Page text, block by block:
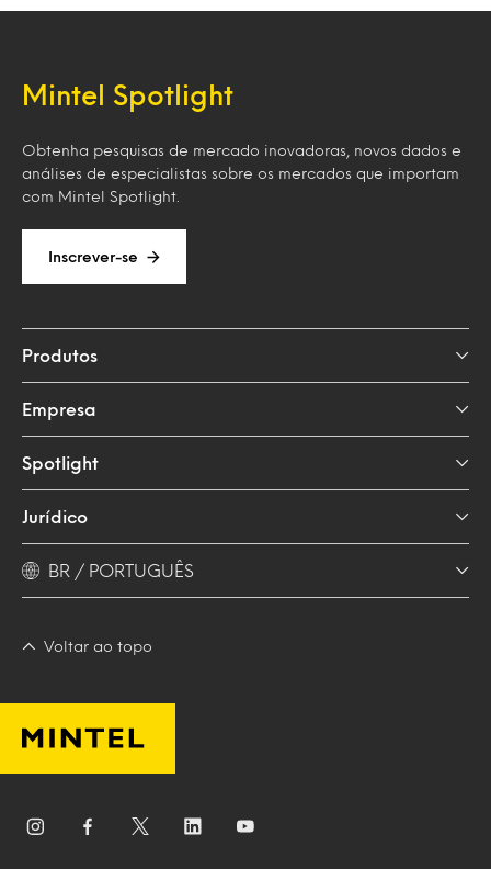
Mintel Spotlight
Obtenha pesquisas de mercado inovadoras, novos dados e
análises de especialistas sobre os mercados que importam
com Mintel Spotlight.
Inscrever-se
Produtos
Empresa
Spotlight
Jurídico
BR / PORTUGUÊS
Voltar ao topo